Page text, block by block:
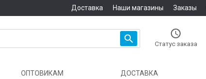
Доставка Наши магазины Заказы
 
Статус заказа
ОПТОВИКАМ ДОСТАВКА